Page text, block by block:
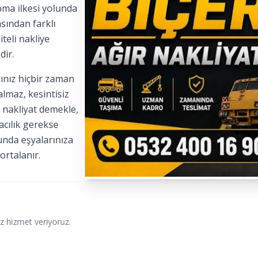
ilkesi yolunda
farklı
nakliye
hiçbir zaman
kesintisiz
demekle,
gerekse
eşyalarınıza
hizmet veriyoruz.